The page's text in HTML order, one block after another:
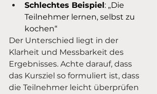
Schlechtes Beispiel: „Die
Teilnehmer lernen, selbst zu
kochen“
Der Unterschied liegt in der
Klarheit und Messbarkeit des
Ergebnisses. Achte darauf, dass
das Kursziel so formuliert ist, dass
die Teilnehmer leicht überprüfen